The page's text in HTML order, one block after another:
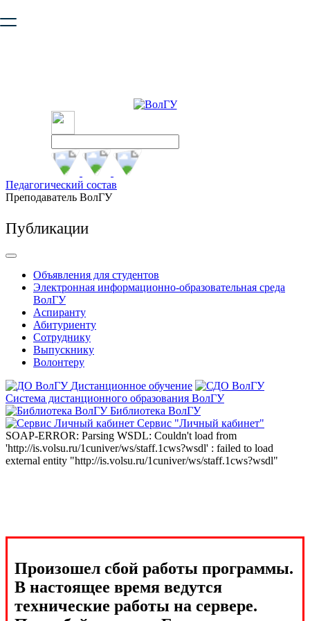
безопасную работу с сайтом. Пожалуйста
Педагогический состав
Преподаватель ВолГУ
Публикации
Объявления для студентов
Электронная информационно-образовательная среда
ВолГУ
Аспиранту
Абитуриенту
Сотруднику
Выпускнику
Волонтеру
Дистанционное обучение
Система дистанционного образования ВолГУ
Библиотека ВолГУ
Сервис "Личный кабинет"
SOAP-ERROR: Parsing WSDL: Couldn't load from
'http://is.volsu.ru/1cuniver/ws/staff.1cws?wsdl' : failed to load
external entity "http://is.volsu.ru/1cuniver/ws/staff.1cws?wsdl"
Произошел сбой работы программы.
В настоящее время ведутся
технические работы на сервере.